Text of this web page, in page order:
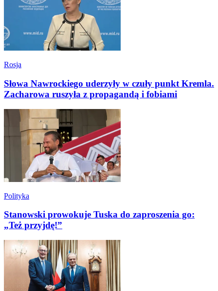
Rosja
Słowa Nawrockiego uderzyły w czuły punkt Kremla.
Zacharowa ruszyła z propagandą i fobiami
Polityka
Stanowski prowokuje Tuska do zaproszenia go:
„Też przyjdę!”